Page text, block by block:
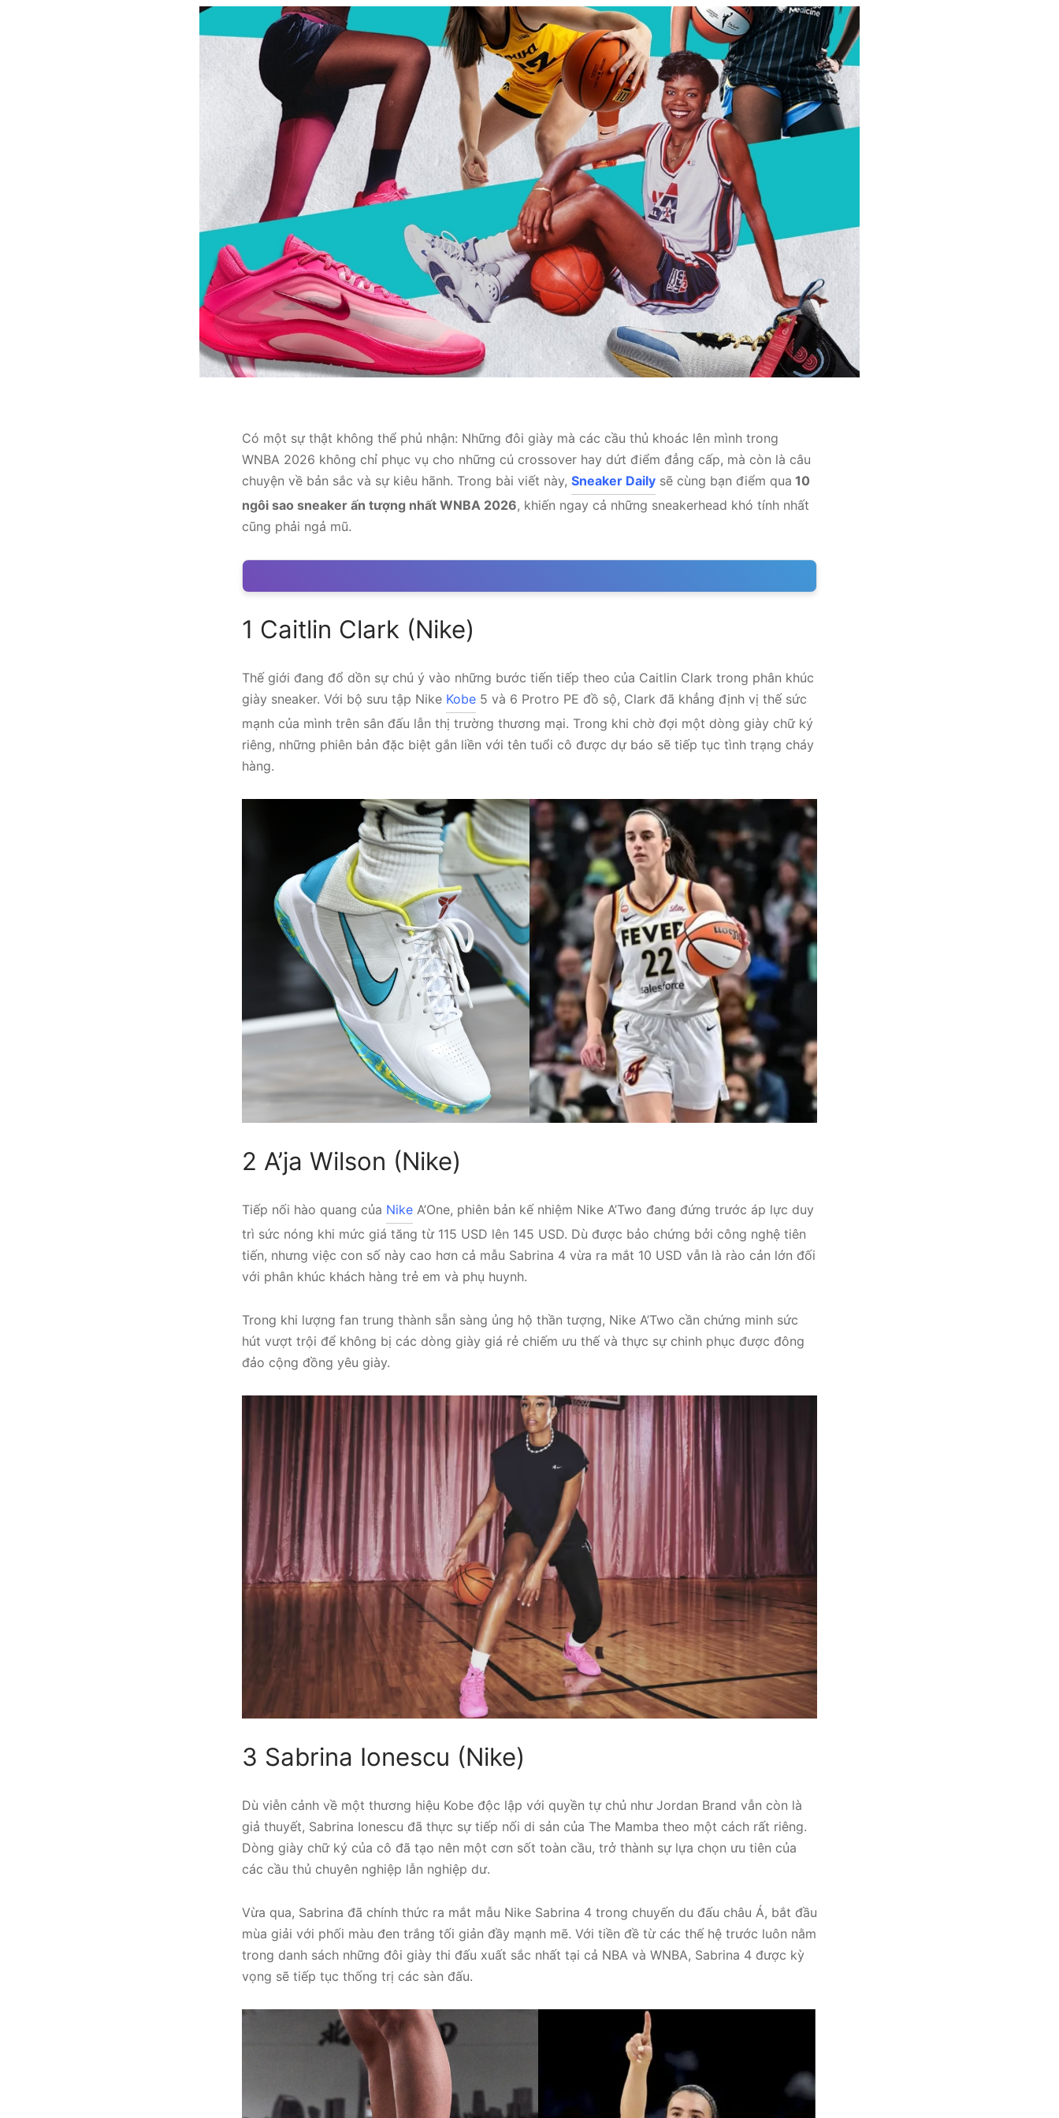
Có một sự thật không thể phủ nhận: Những đôi giày mà các cầu thủ khoác lên mình trong
WNBA 2026 không chỉ phục vụ cho những cú crossover hay dứt điểm đẳng cấp, mà còn là câu
chuyện về bản sắc và sự kiêu hãnh. Trong bài viết này, Sneaker Daily sẽ cùng bạn điểm qua 10
ngôi sao sneaker ấn tượng nhất WNBA 2026, khiến ngay cả những sneakerhead khó tính nhất
cũng phải ngả mũ.
1 Caitlin Clark (Nike)
Thế giới đang đổ dồn sự chú ý vào những bước tiến tiếp theo của Caitlin Clark trong phân khúc
giày sneaker. Với bộ sưu tập Nike Kobe 5 và 6 Protro PE đồ sộ, Clark đã khẳng định vị thế sức
mạnh của mình trên sân đấu lẫn thị trường thương mại. Trong khi chờ đợi một dòng giày chữ ký
riêng, những phiên bản đặc biệt gắn liền với tên tuổi cô được dự báo sẽ tiếp tục tình trạng cháy
hàng.
2 A’ja Wilson (Nike)
Tiếp nối hào quang của Nike A’One, phiên bản kế nhiệm Nike A’Two đang đứng trước áp lực duy
trì sức nóng khi mức giá tăng từ 115 USD lên 145 USD. Dù được bảo chứng bởi công nghệ tiên
tiến, nhưng việc con số này cao hơn cả mẫu Sabrina 4 vừa ra mắt 10 USD vẫn là rào cản lớn đối
với phân khúc khách hàng trẻ em và phụ huynh.
Trong khi lượng fan trung thành sẵn sàng ủng hộ thần tượng, Nike A’Two cần chứng minh sức
hút vượt trội để không bị các dòng giày giá rẻ chiếm ưu thế và thực sự chinh phục được đông
đảo cộng đồng yêu giày.
3 Sabrina Ionescu (Nike)
Dù viễn cảnh về một thương hiệu Kobe độc lập với quyền tự chủ như Jordan Brand vẫn còn là
giả thuyết, Sabrina Ionescu đã thực sự tiếp nối di sản của The Mamba theo một cách rất riêng.
Dòng giày chữ ký của cô đã tạo nên một cơn sốt toàn cầu, trở thành sự lựa chọn ưu tiên của
các cầu thủ chuyên nghiệp lẫn nghiệp dư.
Vừa qua, Sabrina đã chính thức ra mắt mẫu Nike Sabrina 4 trong chuyến du đấu châu Á, bắt đầu
mùa giải với phối màu đen trắng tối giản đầy mạnh mẽ. Với tiền đề từ các thế hệ trước luôn nằm
trong danh sách những đôi giày thi đấu xuất sắc nhất tại cả NBA và WNBA, Sabrina 4 được kỳ
vọng sẽ tiếp tục thống trị các sàn đấu.